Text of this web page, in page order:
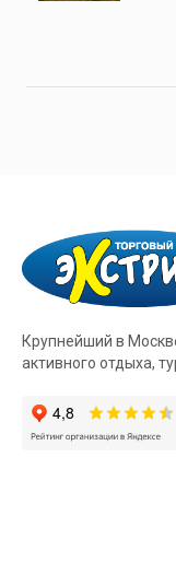
Крупнейший в
активного отдыха,